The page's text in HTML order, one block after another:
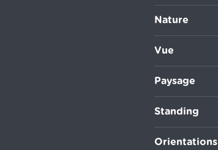
Nature
Vue
Paysage
Standing
Orientations